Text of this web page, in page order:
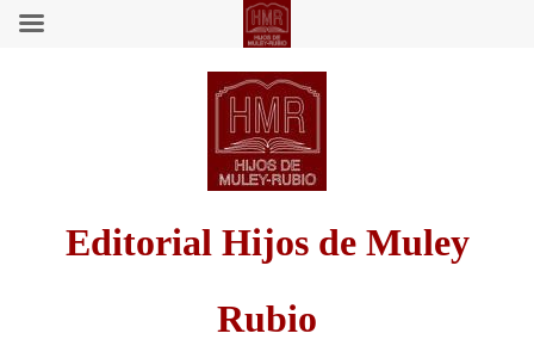
Editorial Hijos de Muley
Rubio